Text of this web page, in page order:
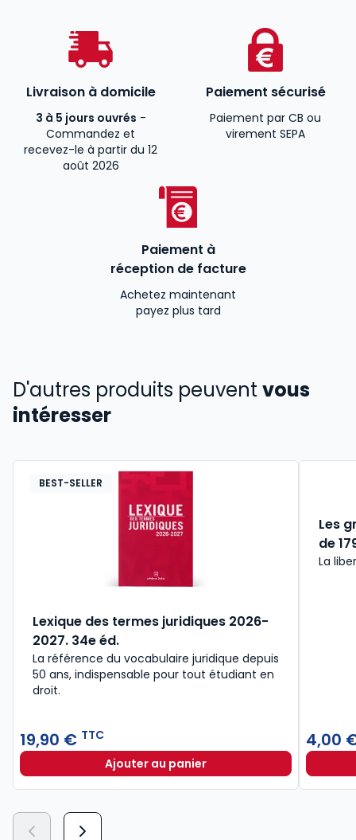
Livraison à domicile
3 à 5 jours ouvrés -
Commandez et
recevez-le à partir du 12
août 2026
Paiement sécurisé
Paiement par CB ou
virement SEPA
Paiement à
réception de facture
Achetez maintenant
payez plus tard
D'autres produits peuvent vous
intéresser
BEST-SELLER
Lexique des termes juridiques 2026-
2027. 34e éd.
La référence du vocabulaire juridique depuis
50 ans, indispensable pour tout étudiant en
droit.​
19,90 € TTC
Ajouter au panierLexique des termes juridiques
Les
de
La
4,00